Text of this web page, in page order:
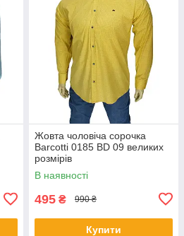
Жовта чоловіча сорочка
Barcotti 0185 BD 09 великих
розмірів
В наявності
495 ₴ 990 ₴
Купити